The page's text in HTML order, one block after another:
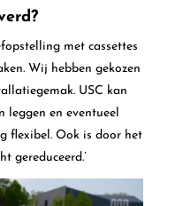
met cassettes
Wij hebben gekozen
USC kan
leggen en eventueel
flexibel. Ook is door het
gereduceerd.’